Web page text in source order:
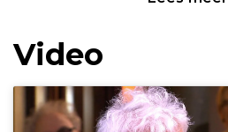
Video